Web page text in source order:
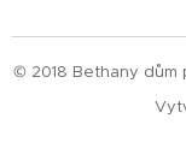
© 2018 Bethany dům